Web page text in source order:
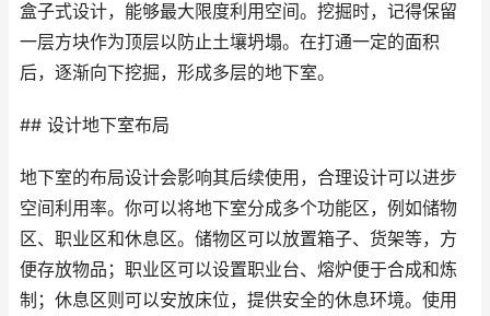
盒子式设计，能够最大限度利用空间。挖掘时，记得保留
一层方块作为顶层以防止土壤坍塌。在打通一定的面积
后，逐渐向下挖掘，形成多层的地下室。
## 设计地下室布局
地下室的布局设计会影响其后续使用，合理设计可以进步
空间利用率。你可以将地下室分成多个功能区，例如储物
区、职业区和休息区。储物区可以放置箱子、货架等，方
便存放物品；职业区可以设置职业台、熔炉便于合成和炼
制；休息区则可以安放床位，提供安全的休息环境。使用